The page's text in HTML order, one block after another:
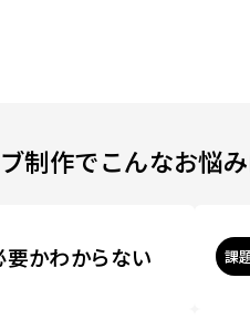
制作でこんなお悩
要かわからない 課